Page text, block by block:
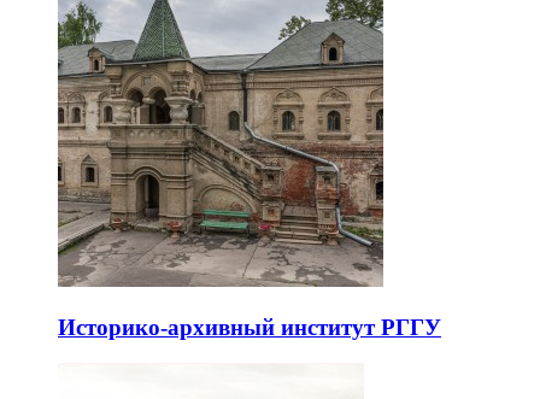
Историко-архивный институт РГГУ